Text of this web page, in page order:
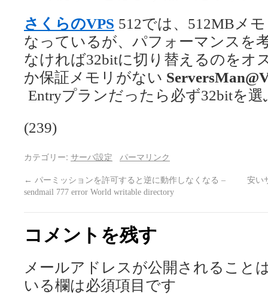
さくらのVPS 512では、512MBメ
なっているが、パフォーマンスを
なければ32bitに切り替えるのを
か保証メモリがない
Entryプランだったら必ず32bitを
(239)
カテゴリー: サーバ設定 パーマリンク
← パーミッションを許可すると逆に動作しなくなる –
sendmail 777 error World writable directory
安い
コメントを残す
メールアドレスが公開されること
いる欄は必須項目です